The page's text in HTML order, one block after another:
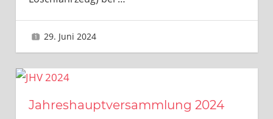
29. Juni 2024
Jahreshauptversammlung 2024